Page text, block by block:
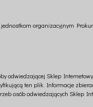
organizacyjnym
odwiedzającej Sklep
ten plik. Informacje
osób odwiedzających Sklep